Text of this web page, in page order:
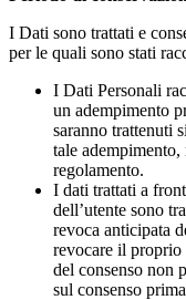
I Dati sono trattati e
per le quali sono stati
I Dati Personali
un adempimento
saranno trattenuti
tale
regolamento.
I dati trattati a
dell’utente sono
revoca anticipata
revocare il proprio
del consenso non
sul consenso